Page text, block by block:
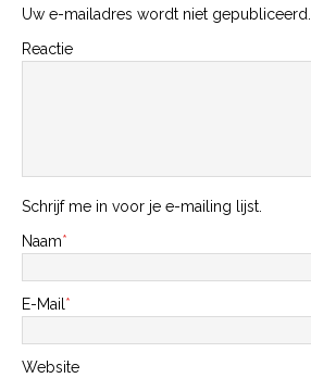
Uw e-mailadres wordt niet gepubliceerd.
Reactie
Schrijf me in voor je e-mailing lijst.
Naam*
E-Mail*
Website